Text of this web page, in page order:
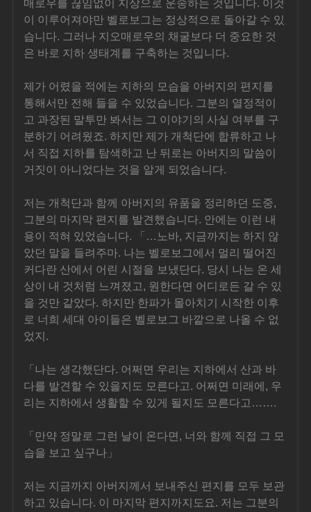
매로우를 끊임없이 지상으로 운송하는 것입니다. 이것
이 이루어져야만 벨로보그는 정상적으로 돌아갈 수 있
습니다. 그러나 지오매로우의 채굴보다 더 중요한 것
은 바로 지하 생태계를 구축하는 것입니다.
제가 어렸을 적에는 지하의 모습을 아버지의 편지를
통해서만 전해 들을 수 있었습니다. 그분의 열정적이
고 과장된 말투만 봐서는 그 이야기의 사실 여부를 구
분하기 어려웠죠. 하지만 제가 개척단에 합류하고 나
서 직접 지하를 탐색하고 난 뒤로는 아버지의 말씀이
거짓이 아니었다는 것을 알게 되었습니다.
저는 개척단과 함께 아버지의 유품을 정리하던 도중,
그분의 마지막 편지를 발견했습니다. 안에는 이런 내
용이 적혀 있었습니다. 「…노바, 지금까지는 하지 않
았던 말을 들려주마. 나는 벨로보그에서 멀리 떨어진
커다란 산에서 어린 시절을 보냈단다. 당시 나는 온 세
상이 내 것처럼 느껴졌고, 원한다면 어디로든 갈 수 있
을 것만 같았다. 하지만 한파가 몰아치기 시작한 이후
로 너희 세대 아이들은 벨로보그 바깥으로 나올 수 없
었지.
「나는 생각했단다. 어쩌면 우리는 지하에서 산과 바
다를 발견할 수 있을지도 모른다고. 어쩌면 미래에, 우
리는 지하에서 생활할 수 있게 될지도 모른다고…….
「만약 정말로 그런 날이 온다면, 너와 함께 직접 그 모
습을 보고 싶구나」
저는 지금까지 아버지께서 보내주신 편지를 모두 보관
하고 있습니다. 이 마지막 편지까지도요. 저는 그분의